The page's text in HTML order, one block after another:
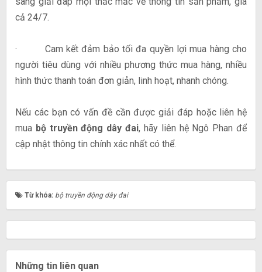
cả 24/7.
· Cam kết đảm bảo tối đa quyền lợi mua hàng cho
người tiêu dùng với nhiều phương thức mua hàng, nhiều
hình thức thanh toán đơn giản, linh hoạt, nhanh chóng.
Nếu các bạn có vấn đề cần được giải đáp hoặc liên hệ
mua bộ truyền động dây đai, hãy liên hệ Ngô Phan để
cập nhật thông tin chính xác nhất có thể.
Từ khóa: bộ truyền động dây đai
Những tin liên quan